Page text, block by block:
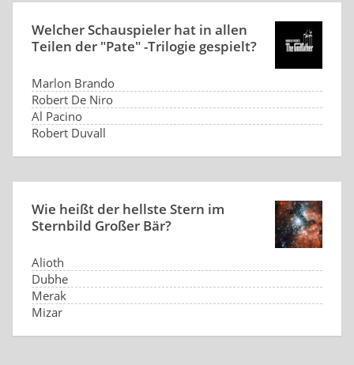
Welcher Schauspieler hat in allen
Teilen der "Pate" -Trilogie gespielt?
Marlon Brando
Robert De Niro
Al Pacino
Robert Duvall
Wie heißt der hellste Stern im
Sternbild Großer Bär?
Alioth
Dubhe
Merak
Mizar